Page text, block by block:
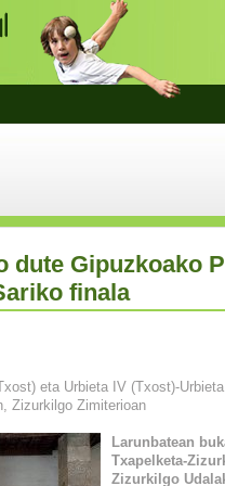
dute Gipuzkoako
finala
eta Urbieta IV (Txost)-
Zizurkilgo Zimiterioan
Larunbatean
Txapelketa-
Zizurkilgo